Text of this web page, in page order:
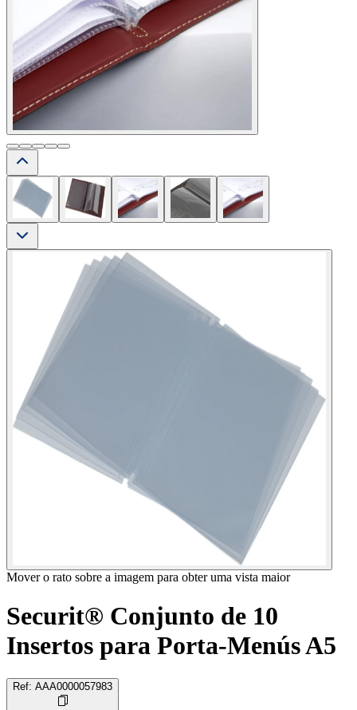
Mover o rato sobre a imagem para obter uma vista maior
Securit® Conjunto de 10
Insertos para Porta-Menús A5
Ref: AAA0000057983